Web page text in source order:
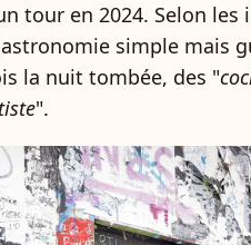
tour en 2024. Selon les
simple mais
la nuit tombée, des "
".